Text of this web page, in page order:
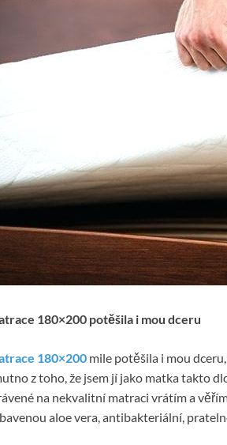
180×200 potěšila i mou dceru
180×200 mile potěšila i mou
z toho, že jsem jí jako matka takto
na nekvalitní matraci vrátím a
aloe vera, antibakteriální,